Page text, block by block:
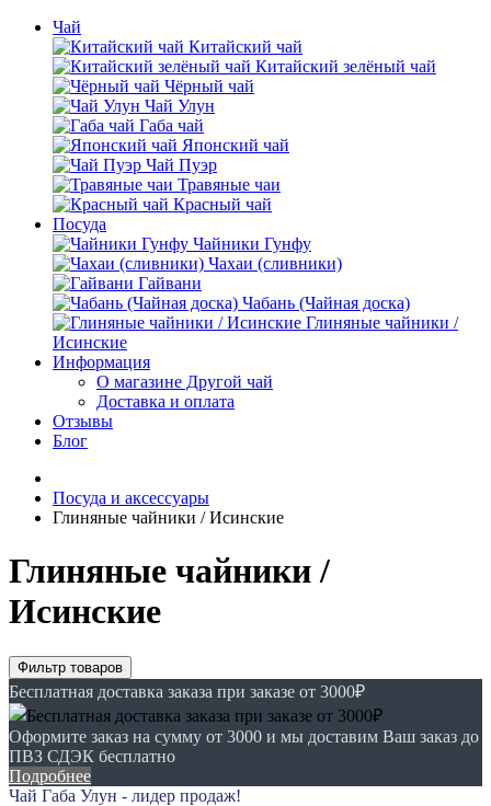
Чай
Китайский чай
Китайский зелёный чай
Чёрный чай
Чай Улун
Габа чай
Японский чай
Чай Пуэр
Травяные чаи
Красный чай
Посуда
Чайники Гунфу
Чахаи (сливники)
Гайвани
Чабань (Чайная доска)
Глиняные чайники /
Исинские
Информация
О магазине Другой чай
Доставка и оплата
Отзывы
Блог
Посуда и аксессуары
Глиняные чайники / Исинские
Глиняные чайники /
Исинские
Фильтр товаров
Бесплатная доставка заказа при заказе от 3000₽
Оформите заказ на сумму от 3000 и мы доставим Ваш заказ до
ПВЗ СДЭК бесплатно
Подробнее
Чай Габа Улун - лидер продаж!